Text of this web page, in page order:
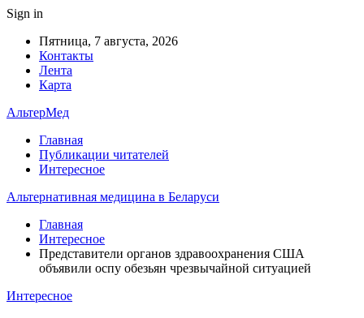
Sign in
Пятница, 7 августа, 2026
Контакты
Лента
Карта
АльтерМед
Главная
Публикации читателей
Интересное
Альтернативная медицина в Беларуси
Главная
Интересное
Представители органов здравоохранения США
объявили оспу обезьян чрезвычайной ситуацией
Интересное